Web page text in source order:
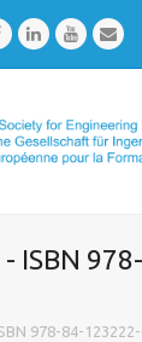
FacebookLinkedInYoutube
ISBN
978-84-